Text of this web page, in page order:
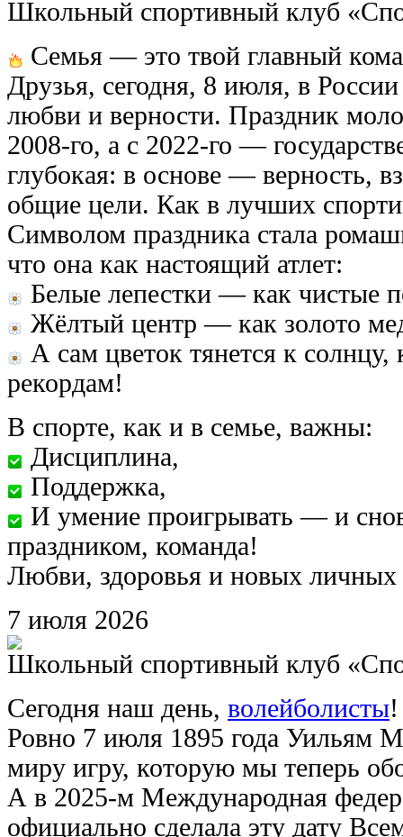
Школьный спортивный клуб
Семья — это твой главный
Друзья, сегодня, 8 июля, в
любви и верности. Праздник
2008-го, а с 2022-го —
глубокая: в основе — верность,
общие цели. Как в лучших
Символом праздника стала
что она как настоящий атлет:
Белые лепестки — как чистые
Жёлтый центр — как золото
А сам цветок тянется к
рекордам!
В спорте, как и в семье, важны:
Дисциплина,
Поддержка,
И умение проигрывать — и
праздником, команда!
Любви, здоровья и новых
7 июля 2026
Школьный спортивный клуб
Сегодня наш день, волейболисты
Ровно 7 июля 1895 года Уильям
миру игру, которую мы теперь
А в 2025-м Международная
официально сделала эту дату